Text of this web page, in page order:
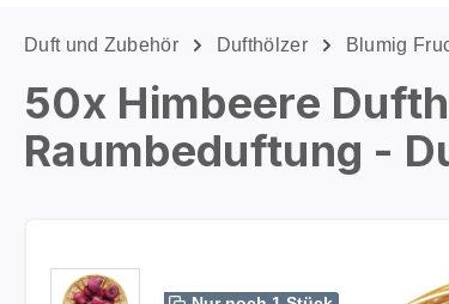
Duft und Zubehör Dufthölzer Blumig
50x Himbeere
Raumbeduftung -
Bildergalerie überspringen